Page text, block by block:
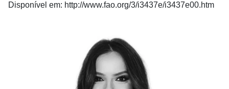
Disponível em: http://www.fao.org/3/i3437e/i3437e00.htm